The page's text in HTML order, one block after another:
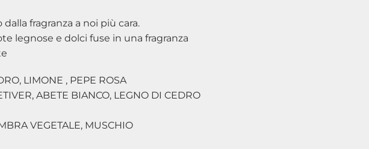
fragranza a noi più cara.
legnose e dolci fuse in una fragranza
LIMONE , PEPE ROSA
ABETE BIANCO, LEGNO DI CEDRO
VEGETALE, MUSCHIO